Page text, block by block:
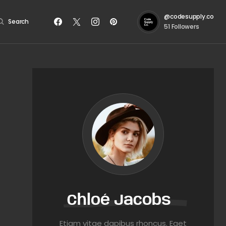
Search
@codesupply.co
51 Followers
Chloé Jacobs
Etiam vitae dapibus rhoncus. Eget